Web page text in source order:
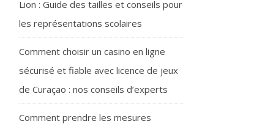
Lion : Guide des tailles et conseils pour
les représentations scolaires
Comment choisir un casino en ligne
sécurisé et fiable avec licence de jeux
de Curaçao : nos conseils d’experts
Comment prendre les mesures